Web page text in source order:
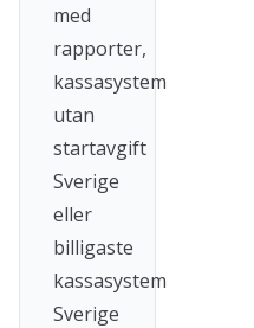
med
rapporter,
kassasystem
utan
startavgift
Sverige
eller
billigaste
kassasystem
Sverige